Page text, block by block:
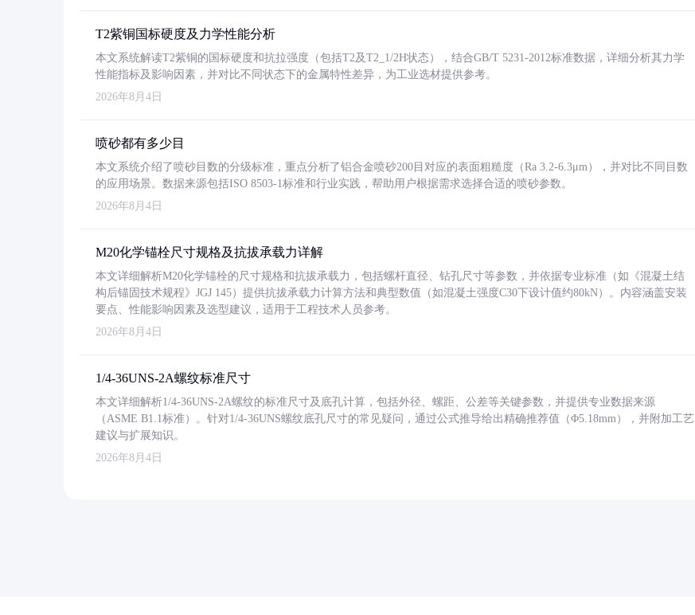
T2紫铜国标硬度及力学性能分析
本文系统解读T2紫铜的国标硬度和抗拉强度（包括T2及T2_1/2H状态），结合GB/T 5231-2012标准数据，详细分析其力学
性能指标及影响因素，并对比不同状态下的金属特性差异，为工业选材提供参考。
2026年8月4日
喷砂都有多少目
本文系统介绍了喷砂目数的分级标准，重点分析了铝合金喷砂200目对应的表面粗糙度（Ra 3.2-6.3μm），并对比不同目数
的应用场景。数据来源包括ISO 8503-1标准和行业实践，帮助用户根据需求选择合适的喷砂参数。
2026年8月4日
M20化学锚栓尺寸规格及抗拔承载力详解
本文详细解析M20化学锚栓的尺寸规格和抗拔承载力，包括螺杆直径、钻孔尺寸等参数，并依据专业标准（如《混凝土结
构后锚固技术规程》JGJ 145）提供抗拔承载力计算方法和典型数值（如混凝土强度C30下设计值约80kN）。内容涵盖安装
要点、性能影响因素及选型建议，适用于工程技术人员参考。
2026年8月4日
1/4-36UNS-2A螺纹标准尺寸
本文详细解析1/4-36UNS-2A螺纹的标准尺寸及底孔计算，包括外径、螺距、公差等关键参数，并提供专业数据来源
（ASME B1.1标准）。针对1/4-36UNS螺纹底孔尺寸的常见疑问，通过公式推导给出精确推荐值（Φ5.18mm），并附加工艺
建议与扩展知识。
2026年8月4日